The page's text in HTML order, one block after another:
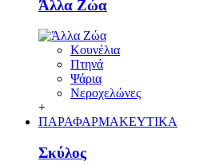
Άλλα Ζώα
Κουνέλια
Πτηνά
Ψάρια
Νεροχελώνες
+
ΠΑΡΑΦΑΡΜΑΚΕΥΤΙΚΑ
Σκύλος